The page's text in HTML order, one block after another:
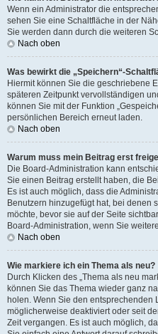
Wenn ein Administrator die
sehen Sie eine Schaltfläche in der
Sie werden dann durch die weiteren
Nach oben
Was bewirkt die „Speichern“-
Hiermit können Sie die geschriebene
späteren Zeitpunkt vervollständigen
können Sie mit der Funktion
persönlichen Bereich erneut laden.
Nach oben
Warum muss mein Beitrag erst
Die Board-Administration kann
Sie einen Beitrag erstellt haben, die
Es ist auch möglich, dass die
Benutzern hinzugefügt hat, bei denen
möchte, bevor sie auf der Seite
Board-Administration, wenn Sie
Nach oben
Wie markiere ich ein Thema als neu?
Durch Klicken des „Thema als neu
können Sie das Thema wieder ganz
holen. Wenn Sie den entsprechenden
möglicherweise deaktiviert oder seit
Zeit vergangen. Es ist auch möglich,